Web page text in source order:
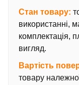
Стан товару:
використанні,
комплектація,
вигляд.
Вартість
товару